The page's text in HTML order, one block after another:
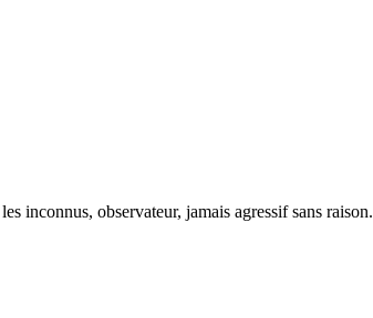
inconnus, observateur, jamais agressif sans raison.